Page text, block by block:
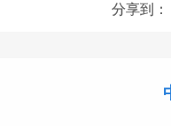
分享到：